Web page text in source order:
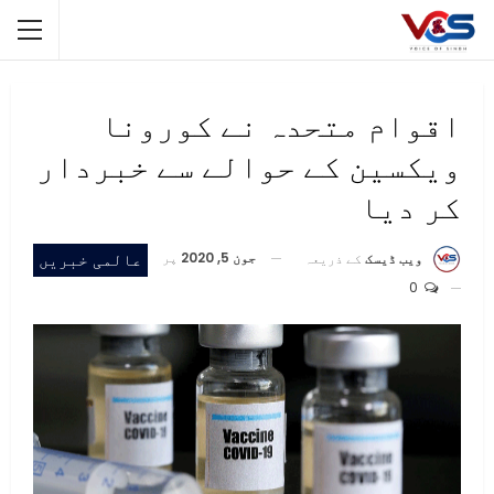
اقوام متحدہ نے کورونا
ویکسین کے حوالے سے خبردار
کر دیا
عالمی خبریں ویب ڈیسک کے ذریعہ جون 5, 2020
پر